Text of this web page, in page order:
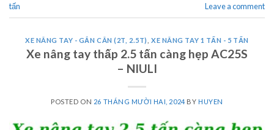
tấn
Leave a comment
XE NÂNG TAY - GẮN CÂN (2T, 2.5T) ,XE NÂNG TAY 1 TẤN - 5 TẤN
Xe nâng tay thấp 2.5 tấn càng hẹp AC25S
– NIULI
POSTED ON 26 THÁNG MƯỜI HAI, 2024 BY HUYEN